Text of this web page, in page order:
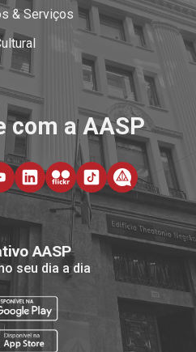
& Serviços
com a AASP
AASP
seu dia a dia